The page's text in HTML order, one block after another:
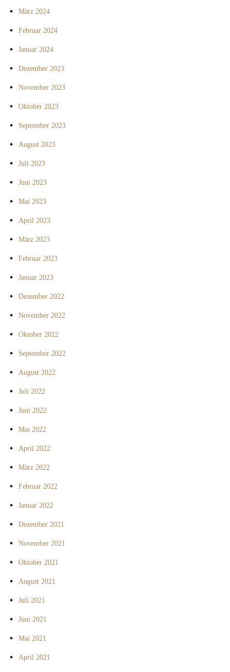
März 2024
Februar 2024
Januar 2024
Dezember 2023
November 2023
Oktober 2023
September 2023
August 2023
Juli 2023
Juni 2023
Mai 2023
April 2023
März 2023
Februar 2023
Januar 2023
Dezember 2022
November 2022
Oktober 2022
September 2022
August 2022
Juli 2022
Juni 2022
Mai 2022
April 2022
März 2022
Februar 2022
Januar 2022
Dezember 2021
November 2021
Oktober 2021
August 2021
Juli 2021
Juni 2021
Mai 2021
April 2021